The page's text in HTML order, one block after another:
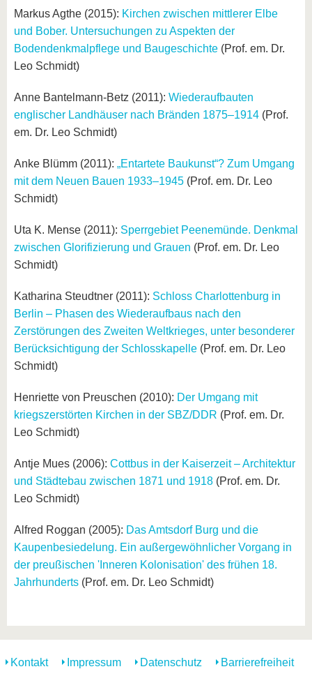
Markus Agthe (2015): Kirchen zwischen mittlerer Elbe
und Bober. Untersuchungen zu Aspekten der
Bodendenkmalpflege und Baugeschichte (Prof. em. Dr.
Leo Schmidt)
Anne Bantelmann-Betz (2011): Wiederaufbauten
englischer Landhäuser nach Bränden 1875–1914 (Prof.
em. Dr. Leo Schmidt)
Anke Blümm (2011): „Entartete Baukunst“? Zum Umgang
mit dem Neuen Bauen 1933–1945 (Prof. em. Dr. Leo
Schmidt)
Uta K. Mense (2011): Sperrgebiet Peenemünde. Denkmal
zwischen Glorifizierung und Grauen (Prof. em. Dr. Leo
Schmidt)
Katharina Steudtner (2011): Schloss Charlottenburg in
Berlin – Phasen des Wiederaufbaus nach den
Zerstörungen des Zweiten Weltkrieges, unter besonderer
Berücksichtigung der Schlosskapelle (Prof. em. Dr. Leo
Schmidt)
Henriette von Preuschen (2010): Der Umgang mit
kriegszerstörten Kirchen in der SBZ/DDR (Prof. em. Dr.
Leo Schmidt)
Antje Mues (2006): Cottbus in der Kaiserzeit – Architektur
und Städtebau zwischen 1871 und 1918 (Prof. em. Dr.
Leo Schmidt)
Alfred Roggan (2005): Das Amtsdorf Burg und die
Kaupenbesiedelung. Ein außergewöhnlicher Vorgang in
der preußischen 'Inneren Kolonisation' des frühen 18.
Jahrhunderts (Prof. em. Dr. Leo Schmidt)
Kontakt Impressum Datenschutz Barrierefreiheit